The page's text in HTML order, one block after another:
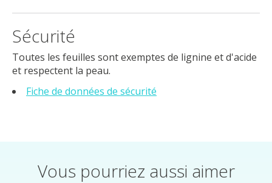
Sécurité
Toutes les feuilles sont exemptes de lignine et d'acide
et respectent la peau.
Fiche de données de sécurité
Vous pourriez aussi aimer